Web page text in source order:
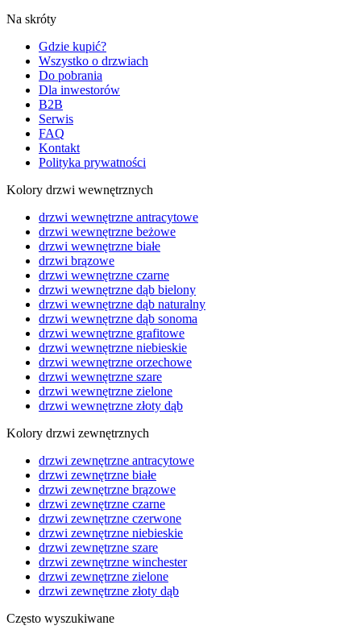
Na skróty
Gdzie kupić?
Wszystko o drzwiach
Do pobrania
Dla inwestorów
B2B
Serwis
FAQ
Kontakt
Polityka prywatności
Kolory drzwi wewnętrznych
drzwi wewnętrzne antracytowe
drzwi wewnętrzne beżowe
drzwi wewnętrzne białe
drzwi brązowe
drzwi wewnętrzne czarne
drzwi wewnętrzne dąb bielony
drzwi wewnętrzne dąb naturalny
drzwi wewnętrzne dąb sonoma
drzwi wewnętrzne grafitowe
drzwi wewnętrzne niebieskie
drzwi wewnętrzne orzechowe
drzwi wewnętrzne szare
drzwi wewnętrzne zielone
drzwi wewnętrzne złoty dąb
Kolory drzwi zewnętrznych
drzwi zewnętrzne antracytowe
drzwi zewnętrzne białe
drzwi zewnętrzne brązowe
drzwi zewnętrzne czarne
drzwi zewnętrzne czerwone
drzwi zewnętrzne niebieskie
drzwi zewnętrzne szare
drzwi zewnętrzne winchester
drzwi zewnętrzne zielone
drzwi zewnętrzne złoty dąb
Często wyszukiwane